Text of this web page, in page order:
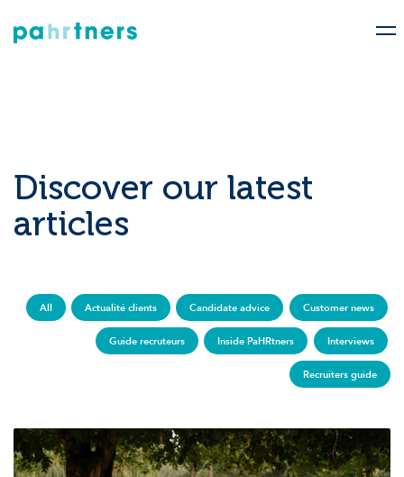
Discover our latest
articles
All Actualité clients Candidate advice Customer news
Guide recruteurs Inside PaHRtners Interviews
Recruiters guide